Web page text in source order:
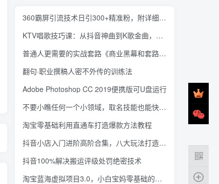
360霸屏引流技术日引300+精准粉，附详细教程工具
KTV唱歌技巧课：从抖音神曲到K歌金曲，轻松应对各种K歌场合
普通人更需要的实战套路《商业黑幕和套路（上下两册）》
翻句·职业撰稿人密不外传的训练法
Adobe Photoshop CC 2019便携版可U盘运行
不要小瞧任何一个小领域，取名技能也能快速赚钱，年赚2000W+利润
淘宝零基础利用直通车打造爆款方法教程
抖音小店入门进阶高阶合集，八大玩法打造百万店铺
抖音100%解决搬运评级处罚绝密技术
淘宝蓝海虚拟项目3.0，小白宝妈零基础的都可以做到月入过万